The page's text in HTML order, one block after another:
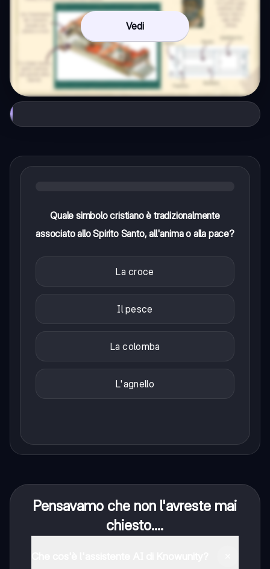
Vedi
Quale simbolo cristiano è tradizionalmente
associato allo Spirito Santo, all'anima o alla pace?
La croce
Il pesce
La colomba
L'agnello
Pensavamo che non l'avreste mai
chiesto....